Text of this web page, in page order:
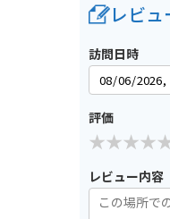
レビ
訪問日時
評価
レビュー内容